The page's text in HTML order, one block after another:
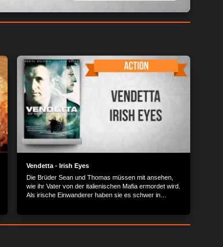
Vendetta - Irish Eyes
Die Brüder Sean und Thomas müssen mit ansehen,
wie ihr Vater von der italienischen Mafia ermordet wird.
Als irische Einwanderer haben sie es schwer in